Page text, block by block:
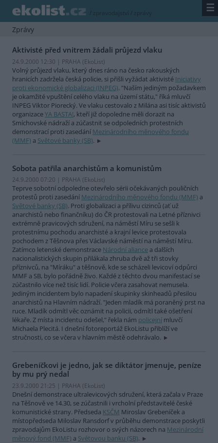
/ zpravodajství / zprávy ☰
Zprávy
Aktivisté před vnitrem žádali průjezd vlaku
24.9.2000 12:30 | PRAHA (EkoList)
Volný průjezd vlaku, který dnes ráno na česko rakouských
hranicích zadržela česká policie, si přišli vyžádat aktivisté Iniciativy
proti ekonomické globalizaci (INPEG). "Naším jediným požadavkem
je okamžité vpuštění celého vlaku na území státu," říká mluvčí
INPEG Viktor Piorecký. Ve vlaku cestovalo z Milána asi tisíc aktivistů
organizaceYA BASTA!, kteří již dopoledne měli dorazit na
Smíchovské nádraží a zúčastnit se odpoledních protestních
demonstrací proti zasedání Mezinárodního měnového fondu
(MMF) a Světové banky (SB).
Sobota patřila anarchistům a komunistům
24.9.2000 07:20 | PRAHA (EkoList)
Teprve sobotní odpoledne otevřelo sérii očekávaných pouličních
protestů proti zasedání Mezinárodního měnového fondu (MMF) a
Světové banky (SB). Proti globalizaci a přílivu cizinců (ať už
anarchistů nebo finančníku) do ČR protestovali na Letné příznivci
extrémně pravicových sdružení, na náměstí Míru se sešli k
protestnímu pochodu anarchisté a krajní levice protestovala
pochodem z Těšnova přes Václavské náměstí na náměstí Míru.
Zatímco letenské demonstrace Národní aliance a dalších
nacionalistických skupin přilákala zhruba dvě až tři stovky
příznivců, na "Míráku" a těšnově, kde se scházeli levicoví odpůrci
MMF a SB, bylo pořádně živo. Každé z těchto dvou manifestací se
zúčastnilo více než tisíc lidí. Policie včera zasahovat nemusela.
Jediným incidentem bylo napadení skupinky skinheadů přesilou
anarchistů na Hlavním nádraží. "Jeden mladík má poraněný prst na
ruce. Mladík odmítl věc oznámit na policii, odmítl také ošetření
lékaře. Z místa incidentu odešel," řekla nám policejní mluvčí
Michaela Plecitá. I dnešní fotoreportáž EkoListu přiblíží ve
stručnosti, co se včera v hlavním městě odehrávalo.
Grebeníčkovi je jedno, jak se diktátor jmenuje, peníze
by mu prý nedal
23.9.2000 21:25 | PRAHA (EkoList)
Dnešní demonstrace ultralevicových sdružení, která začala v Praze
na Těšnově ve 14.30, se zúčastnili i vrcholní představitelé české
komunistické strany. Předseda KSČM Miroslav Grebeníček a
místopředseda Miloslav Ransdorf v průběhu demonstrace poskytli
zpravodajům EkoListu rozhovor o svých názorech na Mezinárodní
měnový fond (MMF) a Světovou banku (SB).